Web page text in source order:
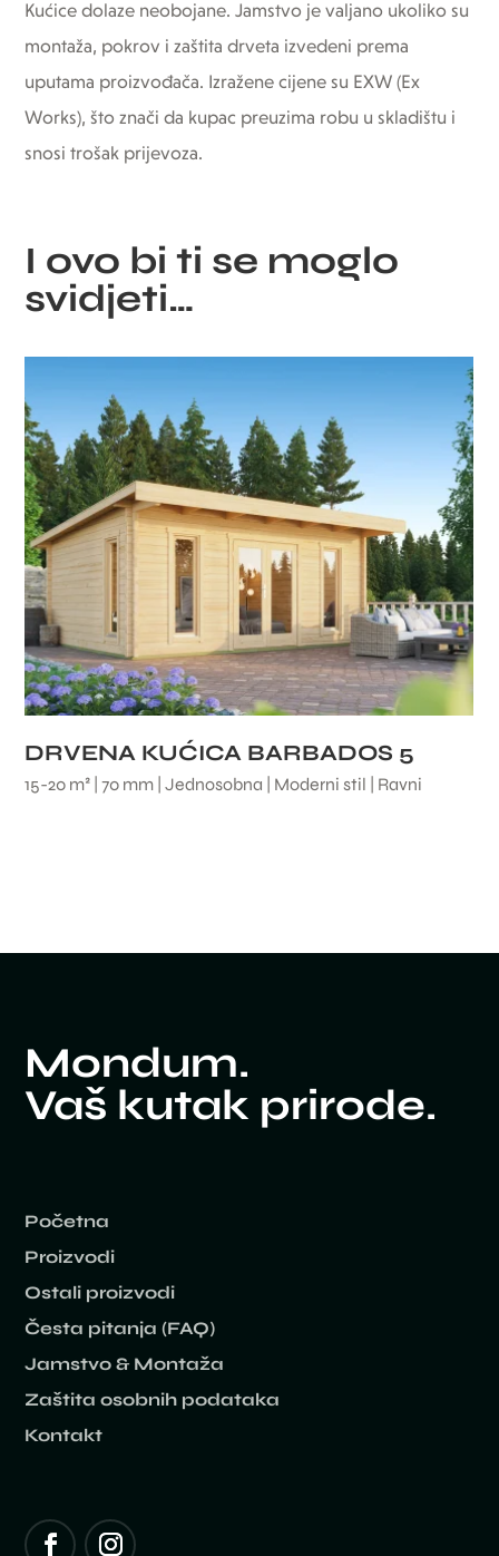
Kućice dolaze neobojane. Jamstvo je valjano ukoliko su
montaža, pokrov i zaštita drveta izvedeni prema
uputama proizvođača. Izražene cijene su EXW (Ex
Works), što znači da kupac preuzima robu u skladištu i
snosi trošak prijevoza.
I ovo bi ti se moglo
svidjeti…
DRVENA KUĆICA BARBADOS 5
15-20 m² | 70 mm | Jednosobna | Moderni stil | Ravni
Mondum.
Vaš kutak prirode.
Početna
Proizvodi
Ostali proizvodi
Česta pitanja (FAQ)
Jamstvo & Montaža
Zaštita osobnih podataka
Kontakt